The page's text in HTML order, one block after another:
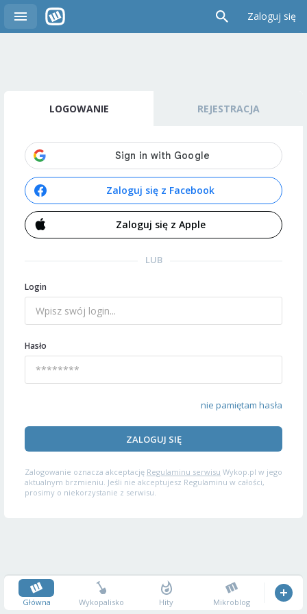
Zaloguj się
LOGOWANIE REJESTRACJA
Zaloguj się z Facebook
Zaloguj się z Apple
LUB
Login
Hasło
nie pamiętam hasła
ZALOGUJ SIĘ
Zalogowanie oznacza akceptację Regulaminu serwisu Wykop.pl w jego
aktualnym brzmieniu. Jeśli nie akceptujesz Regulaminu w całości,
prosimy o niekorzystanie z serwisu.
Główna Wykopalisko Hity Mikroblog